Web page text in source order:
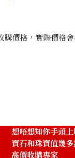
價格，實際價格
想唔想知你手頭
寶石和珠寶值幾
高價收購專家